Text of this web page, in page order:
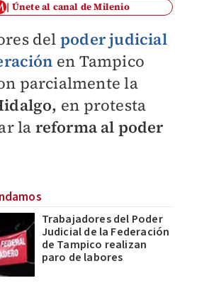
Únete al canal de Milenio
del poder judicial
en Tampico
parcialmente la
en protesta
la reforma al poder
Trabajadores del Poder
Judicial de la Federación
de Tampico realizan
paro de labores